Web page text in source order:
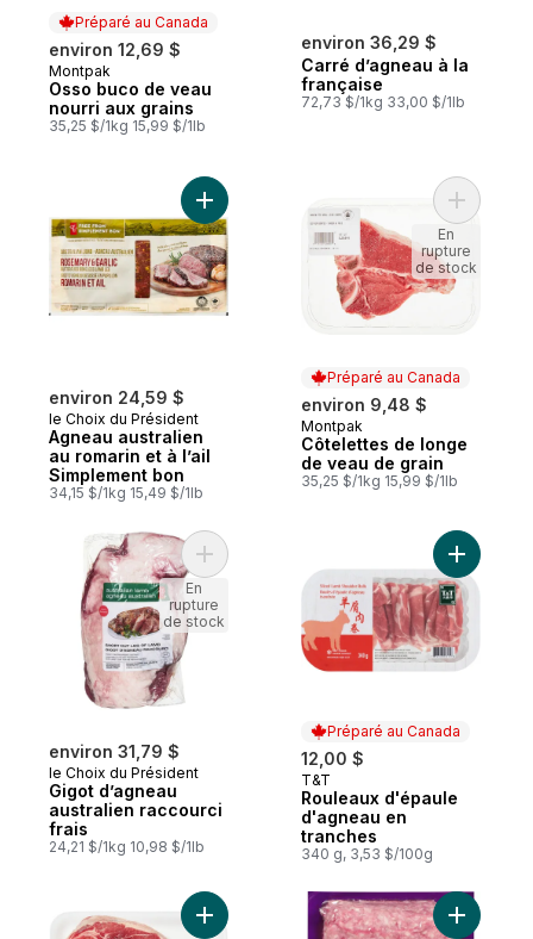
Préparé au Canada
environ 12,69 $
Préparé au Canada
Montpak
Osso buco de veau
nourri aux grains
35,25 $/1kg 15,99 $/1lb
environ 36,29 $
Carré d’agneau à la
française
72,73 $/1kg 33,00 $/1lb
environ 24,59 $
le Choix du Président
Agneau australien
au romarin et à l’ail
Simplement bon
34,15 $/1kg 15,49 $/1lb
Ajouter Agneau australien au romarin et à
Préparé au Canada
environ 9,48 $
Préparé au Canada
Montpak
Côtelettes de longe
de veau de grain
35,25 $/1kg 15,99 $/1lb
Ajouter
En
rupture
de stock
environ 31,79 $
le Choix du Président
Gigot d’agneau
australien raccourci
frais
24,21 $/1kg 10,98 $/1lb
Ajouter Gigot d’agneau australien
En
rupture
de stock
Préparé au Canada
12,00 $
Préparé au Canada
T&T
Rouleaux d'épaule
d'agneau en
tranches
340 g, 3,53 $/100g
Ajouter
Ajouter Tranches d’épaule d’agneau
Ajouter